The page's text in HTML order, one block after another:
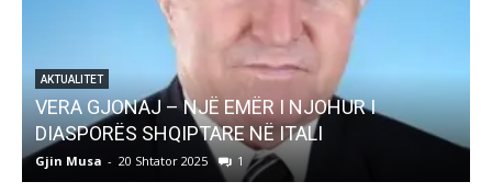
I NJOHUR I
NË ITALI
AKTUALITET
Pregaditi Gjin Musa-Rome-
Gjin Musa